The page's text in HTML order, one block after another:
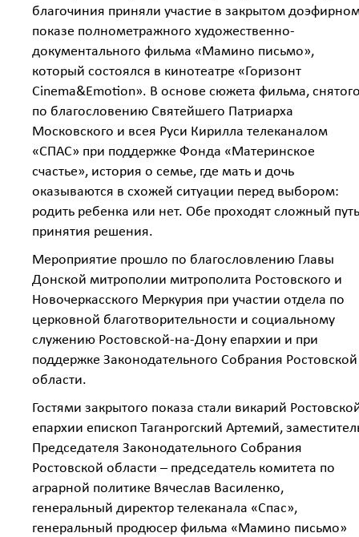
благочиния приняли участие в закрытом
показе полнометражного художественно-
документального фильма «Мамино письмо»,
который состоялся в кинотеатре «Горизонт
Cinema&Emotion». В основе сюжета фильма,
по благословению Святейшего Патриарха
Московского и всея Руси Кирилла телеканалом
«СПАС» при поддержке Фонда «Материнское
счастье», история о семье, где мать и дочь
оказываются в схожей ситуации перед выбором:
родить ребенка или нет. Обе проходят сложный путь
принятия решения.
Мероприятие прошло по благословлению Главы
Донской митрополии митрополита Ростовского и
Новочеркасского Меркурия при участии отдела по
церковной благотворительности и социальному
служению Ростовской-на-Дону епархии и при
поддержке Законодательного Собрания Ростовской
области.
Гостями закрытого показа стали викарий
епархии епископ Таганрогский Артемий,
Председателя Законодательного Собрания
Ростовской области – председатель комитета по
аграрной политике Вячеслав Василенко,
генеральный директор телеканала «Спас»,
генеральный продюсер фильма «Мамино письмо»